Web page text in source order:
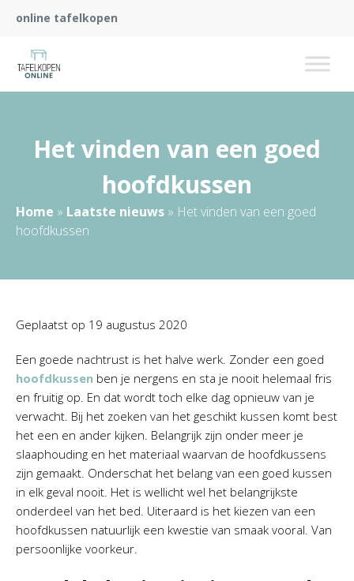
online tafelkopen
Het vinden van een goed
hoofdkussen
Home » Laatste nieuws » Het vinden van een goed
hoofdkussen
Geplaatst op 19 augustus 2020
Een goede nachtrust is het halve werk. Zonder een goed
hoofdkussen ben je nergens en sta je nooit helemaal fris
en fruitig op. En dat wordt toch elke dag opnieuw van je
verwacht. Bij het zoeken van het geschikt kussen komt best
het een en ander kijken. Belangrijk zijn onder meer je
slaaphouding en het materiaal waarvan de hoofdkussens
zijn gemaakt. Onderschat het belang van een goed kussen
in elk geval nooit. Het is wellicht wel het belangrijkste
onderdeel van het bed. Uiteraard is het kiezen van een
hoofdkussen natuurlijk een kwestie van smaak vooral. Van
persoonlijke voorkeur.